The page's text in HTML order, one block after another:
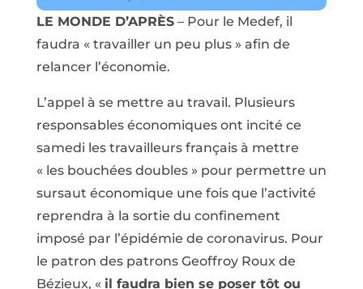
LE MONDE D’APRÈS– Pour le Medef, il
faudra « travailler un peu plus » afin de
relancer l’économie.
L’appel à se mettre au travail. Plusieurs
responsables économiques ont incité ce
samedi les travailleurs français à mettre
« les bouchées doubles » pour permettre un
sursaut économique une fois que l’activité
reprendra à la sortie du confinement
imposé par l’épidémie de coronavirus. Pour
le patron des patrons Geoffroy Roux de
Bézieux, « il faudra bien se poser tôt ou